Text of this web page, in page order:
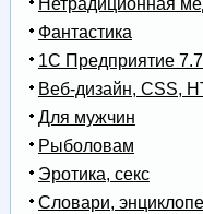
Фантастика
1С Предприятие
Веб-дизайн, CSS,
Для мужчин
Рыболовам
Эротика, секс
Словари,